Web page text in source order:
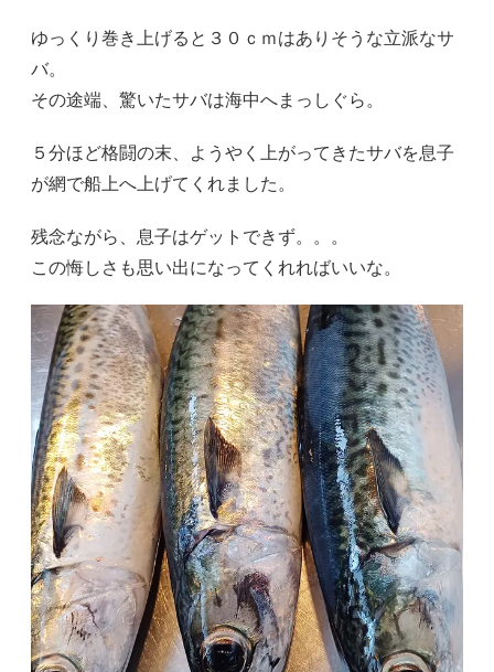
ゆっくり巻き上げると３０ｃｍはありそうな立派なサ
バ。
その途端、驚いたサバは海中へまっしぐら。
５分ほど格闘の末、ようやく上がってきたサバを息子
が網で船上へ上げてくれました。
残念ながら、息子はゲットできず。。。
この悔しさも思い出になってくれればいいな。